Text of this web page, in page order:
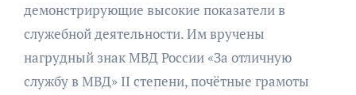
демонстрирующие высокие показатели в
служебной деятельности. Им вручены
нагрудный знак МВД России «За отличную
службу в МВД» II степени, почётные грамоты